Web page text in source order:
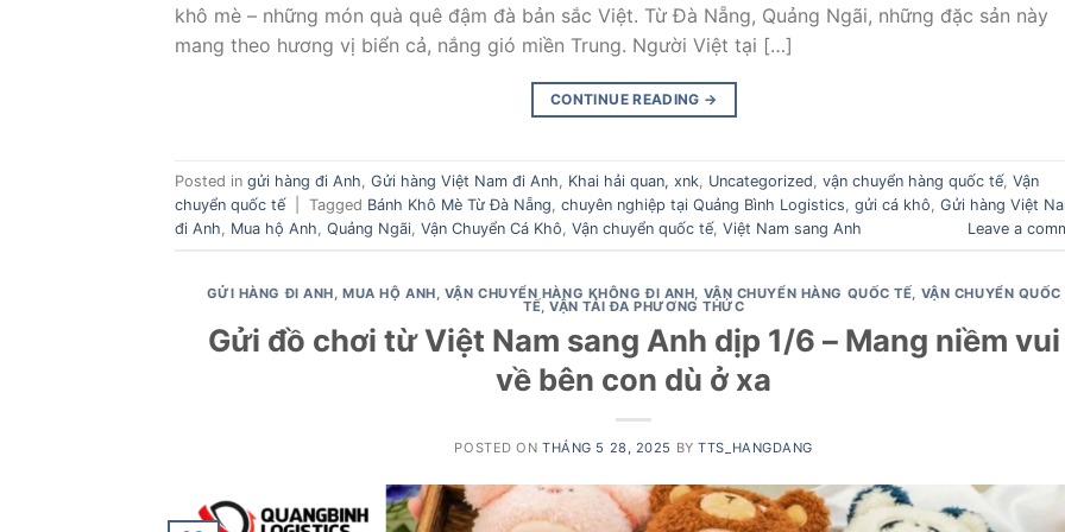
khô mè – những món quà quê đậm đà bản sắc Việt. Từ Đà Nẵng, Quảng Ngãi, những đặc sản này
mang theo hương vị biển cả, nắng gió miền Trung. Người Việt tại […]
CONTINUE READING →
Posted in gửi hàng đi Anh Gửi hàng Việt Nam đi Anh Khai hải quan, xnk Uncategorized vận chuyển hàng quốc tế, Vận
chuyển quốc tế
Tagged Bánh Khô Mè Từ Đà Nẵng chuyên nghiệp tại Quảng Bình Logistics gửi cá khô Gửi hàng Việt
đi Anh
Mua hộ Anh Quảng Ngãi Vận Chuyển Cá Khô Vận chuyển quốc tế, Việt Nam sang Anh Leave a
GỬI HÀNG ĐI ANH,MUA HỘ ANH, VẬN CHUYỂN HÀNG KHÔNG ĐI ANH, VẬN CHUYỂN HÀNG QUỐC TẾ, VẬN CHUYỂN QUỐC
TẾ,VẬN TẢI ĐA PHƯƠNG THỨC
Gửi đồ chơi từ Việt Nam sang Anh dịp 1/6 – Mang niềm vui
về bên con dù ở xa
POSTED ONTHÁNG 5 28, 2025 BYTTS_HANGDANG